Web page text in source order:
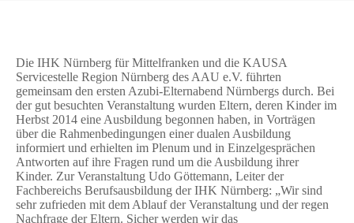
Die IHK Nürnberg für Mittelfranken und die KAUSA
Servicestelle Region Nürnberg des AAU e.V. führten
gemeinsam den ersten Azubi-Elternabend Nürnbergs durch. Bei
der gut besuchten Veranstaltung wurden Eltern, deren Kinder im
Herbst 2014 eine Ausbildung begonnen haben, in Vorträgen
über die Rahmenbedingungen einer dualen Ausbildung
informiert und erhielten im Plenum und in Einzelgesprächen
Antworten auf ihre Fragen rund um die Ausbildung ihrer
Kinder. Zur Veranstaltung Udo Göttemann, Leiter der
Fachbereichs Berufsausbildung der IHK Nürnberg: „Wir sind
sehr zufrieden mit dem Ablauf der Veranstaltung und der regen
Nachfrage der Eltern. Sicher werden wir das